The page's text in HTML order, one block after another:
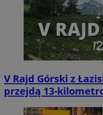
V Rajd Górski z
przejdą 13-